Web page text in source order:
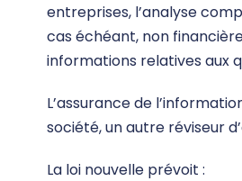
entreprises, l’analyse
cas échéant, non
informations relatives aux
L’assurance de
société, un autre réviseur
La loi nouvelle prévoit :